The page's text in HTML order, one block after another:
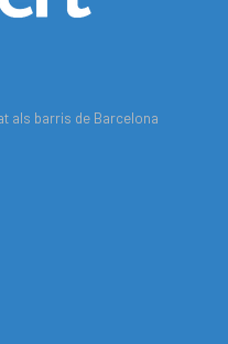
als barris de Barcelona